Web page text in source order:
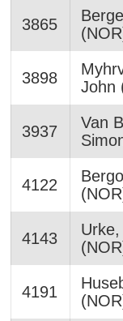
3865
3898
John
3937
Van
4122
4143
Urke,
4191